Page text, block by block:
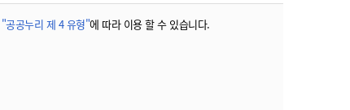
"공공누리 제 4 유형"에 따라 이용 할 수 있습니다.